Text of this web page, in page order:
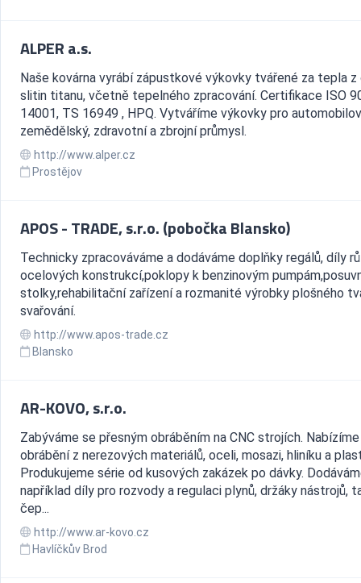
ALPER a.s.
Naše kovárna vyrábí zápustkové výkovky tvářené za tepla z
slitin titanu, včetně tepelného zpracování. Certifikace ISO
14001, TS 16949 , HPQ. Vytváříme výkovky pro
zemědělský, zdravotní a zbrojní průmysl.
http://www.alper.cz
Prostějov
APOS - TRADE, s.r.o. (pobočka Blansko)
Technicky zpracováváme a dodáváme doplňky regálů, díly
ocelových konstrukcí,poklopy k benzinovým
stolky,rehabilitační zařízení a rozmanité výrobky plošného
svařování.
http://www.apos-trade.cz
Blansko
AR-KOVO, s.r.o.
Zabýváme se přesným obráběním na CNC strojích. Nabízíme
obrábění z nerezových materiálů, oceli, mosazi, hliníku a
Produkujeme série od kusových zakázek po dávky.
například díly pro rozvody a regulaci plynů, držáky nástrojů,
čep...
http://www.ar-kovo.cz
Havlíčkův Brod